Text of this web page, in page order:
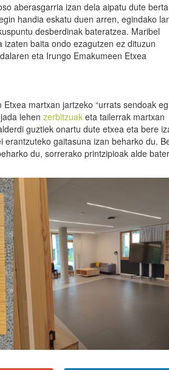
aberasgarria izan dela aipatu dute
handia eskatu duen arren, egindako
desberdinak bateratzea. Maribel
baita ondo ezagutzen ez dituzun
eta Irungo Emakumeen Etxea
martxan jartzeko “urrats sendoak
lehen zerbitzuak eta tailerrak martxan
guztiek onartu dute etxea eta bere
gaitasuna izan beharko du.
du, sorrerako printzipioak alde